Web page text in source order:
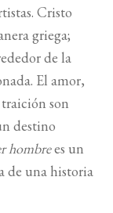
Cristo
griega;
de la
El amor,
son
destino
hombrees un
de una historia